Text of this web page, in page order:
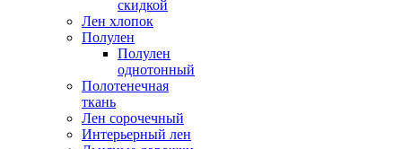
скидкой
Лен хлопок
Полулен
Полулен
однотонный
Полотенечная
ткань
Лен сорочечный
Интерьерный лен